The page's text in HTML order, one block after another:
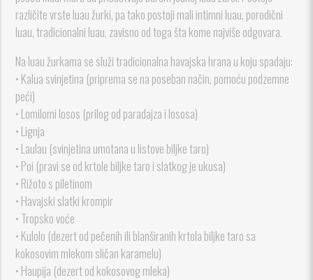
različite vrste luau žurki, pa tako postoji mali intimni luau, porodični
luau, tradicionalni luau, zavisno od toga šta kome najviše odgovara.
Na luau žurkama se služi tradicionalna havajska hrana u koju spadaju:
• Kalua svinjetina (priprema se na poseban način, pomoću podzemne
peći)
• Lomilomi losos (prilog od paradajza i lososa)
• Lignja
• Laulau (svinjetina umotana u listove biljke taro)
• Poi (pravi se od krtole biljke taro i slatkog je ukusa)
• Rižoto s piletinom
• Havajski slatki krompir
• Tropsko voće
• Kulolo (dezert od pečenih ili blanširanih krtola biljke taro sa
kokosovim mlekom sličan karamelu)
• Haupija (dezert od kokosovog mleka)